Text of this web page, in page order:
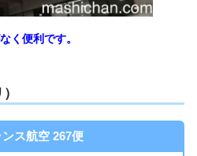
く便利です。
ス航空 267便